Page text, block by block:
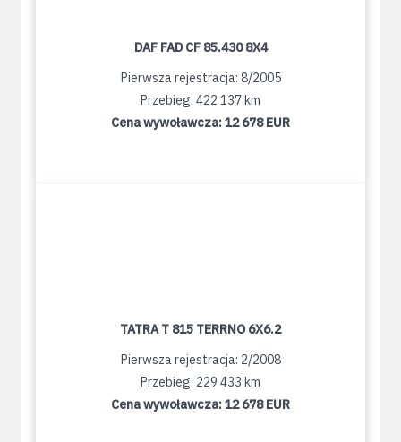
DAF FAD CF 85.430 8X4
Pierwsza rejestracja: 8/2005
Przebieg: 422 137 km
Cena wywoławcza:12 678 EUR
TATRA T 815 TERRNO 6X6.2
Pierwsza rejestracja: 2/2008
Przebieg: 229 433 km
Cena wywoławcza:12 678 EUR